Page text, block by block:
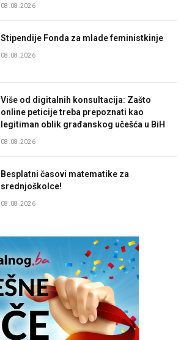
08.08.2026
Stipendije Fonda za mlade feministkinje
08.08.2026
Više od digitalnih konsultacija: Zašto
online peticije treba prepoznati kao
legitiman oblik građanskog učešća u BiH
08.08.2026
Besplatni časovi matematike za
srednjoškolce!
08.08.2026